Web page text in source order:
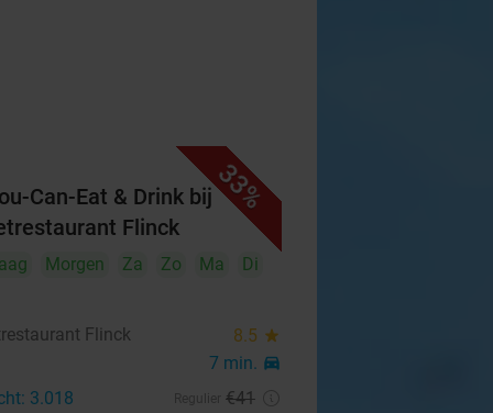
33%
Can-Eat & Drink bij
Flinck
Morgen Za Zo Ma
Di
Flinck
8.5 star
7 min. directions_car
3.018 €41